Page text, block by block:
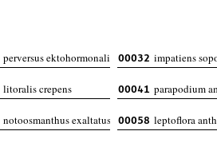
perversus ektohormonalis 00032 impatiens
litoralis crepens 00041 parapodium
notoosmanthus exaltatus 00058 leptoflora